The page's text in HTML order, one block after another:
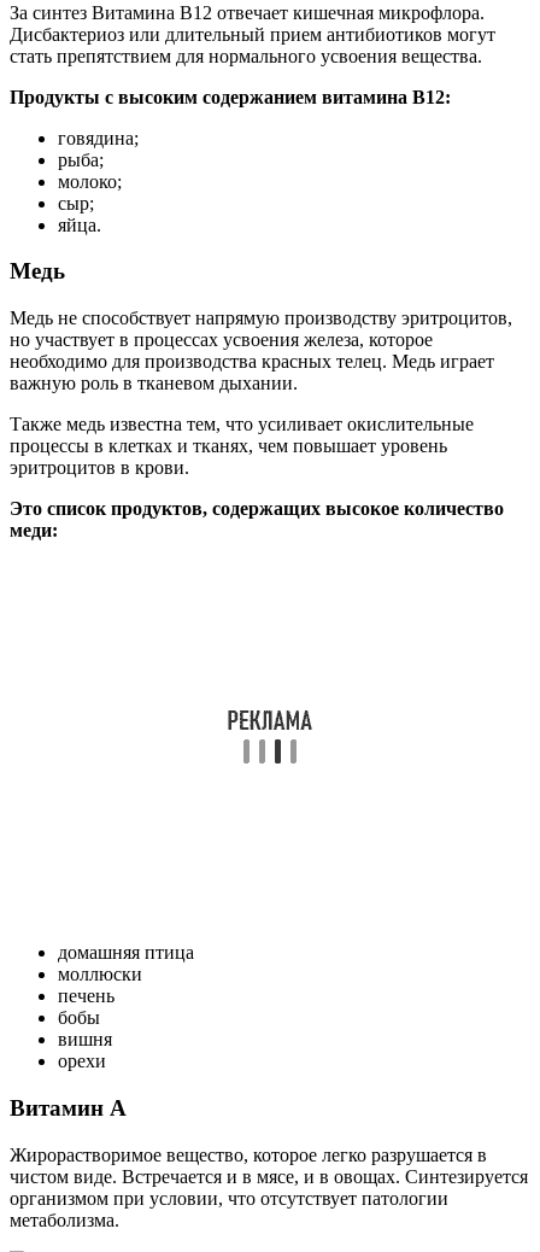
За синтез Витамина В12 отвечает кишечная микрофлора.
Дисбактериоз или длительный прием антибиотиков могут
стать препятствием для нормального усвоения вещества.
Продукты с высоким содержанием витамина B12:
говядина;
рыба;
молоко;
сыр;
яйца.
Медь
Медь не способствует напрямую производству эритроцитов,
но участвует в процессах усвоения железа, которое
необходимо для производства красных телец. Медь играет
важную роль в тканевом дыхании.
Также медь известна тем, что усиливает окислительные
процессы в клетках и тканях, чем повышает уровень
эритроцитов в крови.
Это список продуктов, содержащих высокое количество
меди:
домашняя птица
моллюски
печень
бобы
вишня
орехи
Витамин А
Жирорастворимое вещество, которое легко разрушается в
чистом виде. Встречается и в мясе, и в овощах. Синтезируется
организмом при условии, что отсутствует патологии
метаболизма.